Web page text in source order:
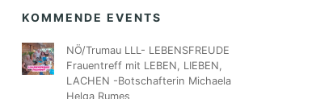
KOMMENDE EVENTS
NÖ/Trumau LLL- LEBENSFREUDE
Frauentreff mit LEBEN, LIEBEN,
LACHEN -Botschafterin Michaela
Helga Rumes